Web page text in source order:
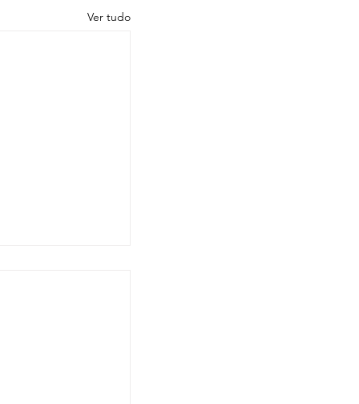
Ver tudo